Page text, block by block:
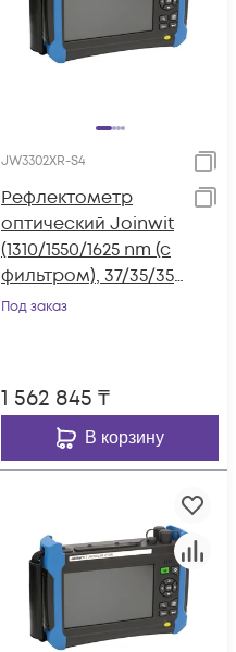
JW3302XR-S4
Рефлектометр
оптический Joinwit
(1310/1550/1625 nm (с
фильтром), 37/35/35
dB, VFL, OPM, OLS)
Под заказ
1 562 845 ₸
В корзину